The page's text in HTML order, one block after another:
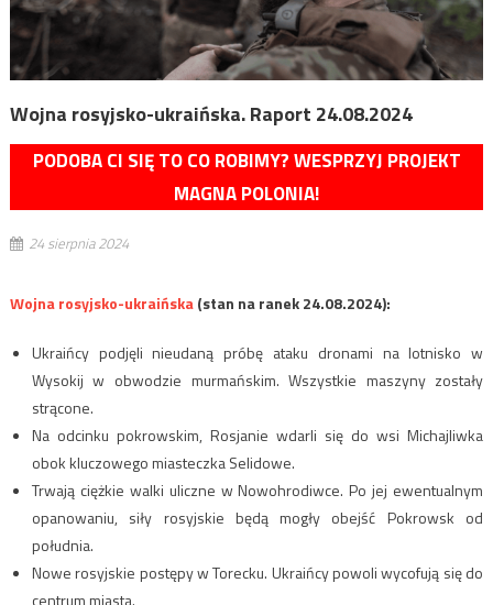
Wojna rosyjsko-ukraińska. Raport 24.08.2024
PODOBA CI SIĘ TO CO ROBIMY? WESPRZYJ PROJEKT
MAGNA POLONIA!
24 sierpnia 2024
Wojna rosyjsko-ukraińska(stan na ranek 24.08.2024):
Ukraińcy podjęli nieudaną próbę ataku dronami na lotnisko w
Wysokij w obwodzie murmańskim. Wszystkie maszyny zostały
strącone.
Na odcinku pokrowskim, Rosjanie wdarli się do wsi Michajliwka
obok kluczowego miasteczka Selidowe.
Trwają ciężkie walki uliczne w Nowohrodiwce. Po jej ewentualnym
opanowaniu, siły rosyjskie będą mogły obejść Pokrowsk od
południa.
Nowe rosyjskie postępy w Torecku. Ukraińcy powoli wycofują się do
centrum miasta.